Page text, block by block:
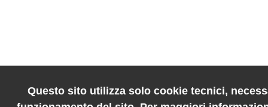
Questo sito utilizza solo cookie tecnici,